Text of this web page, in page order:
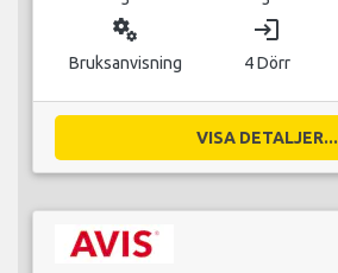
miscellaneous_services
Bruksanvisning
login
4 Dörr
VISA DETALJER...